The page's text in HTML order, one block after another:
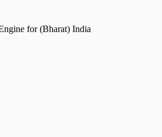
for (Bharat) India